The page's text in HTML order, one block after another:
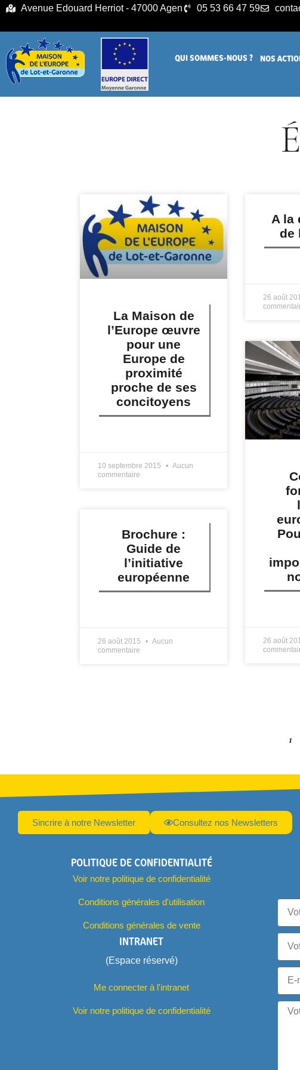
principalAvenue Edouard Herriot - 47000 Agen 05 53 66 47 59
QUI SOMMES-NOUS ? NOS
La Maison de
l’Europe œuvre
pour une
Europe de
proximité
proche de ses
concitoyens
10 septembre 2015
Aucun
commentaire
A la
de
26 août
Brochure :
Guide de
l’initiative
européenne
26 août 2015
Aucun
commentaire
26 août
1
Sincrire à notre Newsletter Consultez nos Newsletters
POLITIQUE DE CONFIDENTIALITÉ
Voir notre politique de confidentialité
Conditions générales d'utilisation
Conditions générales de vente
INTRANET
(Espace réservé)
Me connecter à l'intranet
Voir notre politique de confidentialité